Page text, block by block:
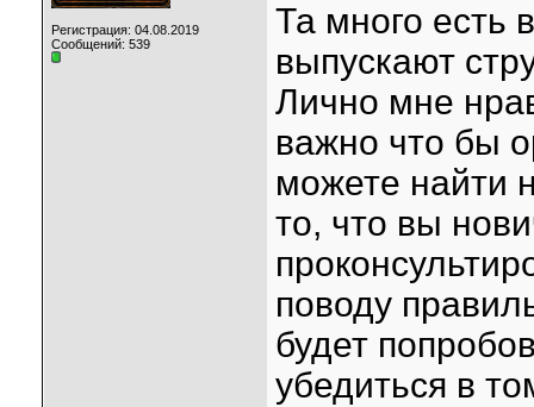
Регистрация: 04.08.2019
Сообщений: 539
Та много есть
выпускают
Лично мне
важно что бы
можете найти
то, что вы
поводу
будет
убедиться в